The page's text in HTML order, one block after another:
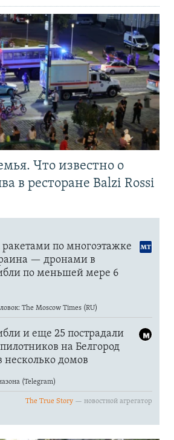
Что известно о
в ресторане Balzi Rossi